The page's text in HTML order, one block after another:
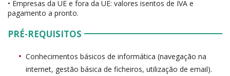
• Empresas da UE e fora da UE: valores isentos de IVA e
pagamento a pronto.
PRÉ-REQUISITOS
Conhecimentos básicos de informática (navegação na
internet, gestão básica de ficheiros, utilização de email).